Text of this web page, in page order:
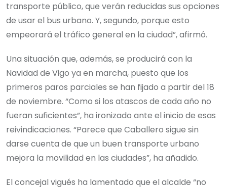
transporte público, que verán reducidas sus opciones
de usar el bus urbano. Y, segundo, porque esto
empeorará el tráfico general en la ciudad”, afirmó.
Una situación que, además, se producirá con la
Navidad de Vigo ya en marcha, puesto que los
primeros paros parciales se han fijado a partir del 18
de noviembre. “Como si los atascos de cada año no
fueran suficientes”, ha ironizado ante el inicio de esas
reivindicaciones. “Parece que Caballero sigue sin
darse cuenta de que un buen transporte urbano
mejora la movilidad en las ciudades”, ha añadido.
El concejal vigués ha lamentado que el alcalde “no